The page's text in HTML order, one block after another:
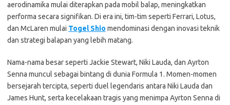
aerodinamika mulai diterapkan pada mobil balap, meningkatkan
performa secara signifikan. Di era ini, tim-tim seperti Ferrari, Lotus,
dan McLaren mulai Togel Shio mendominasi dengan inovasi teknik
dan strategi balapan yang lebih matang.
Nama-nama besar seperti Jackie Stewart, Niki Lauda, dan Ayrton
Senna muncul sebagai bintang di dunia Formula 1. Momen-momen
bersejarah tercipta, seperti duel legendaris antara Niki Lauda dan
James Hunt, serta kecelakaan tragis yang menimpa Ayrton Senna di